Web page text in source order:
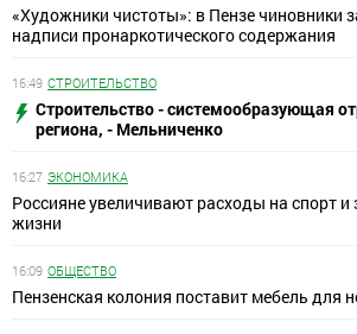
«Художники чистоты»: в Пензе чиновники
надписи пронаркотического содержания
16:49 СТРОИТЕЛЬСТВО
Строительство - системообразующая
региона, - Мельниченко
16:27 ЭКОНОМИКА
Россияне увеличивают расходы на спорт
жизни
16:09 ОБЩЕСТВО
Пензенская колония поставит мебель для